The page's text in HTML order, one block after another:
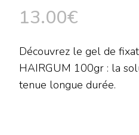
13.00€
Découvrez le gel de
HAIRGUM 100gr : la
tenue longue durée.